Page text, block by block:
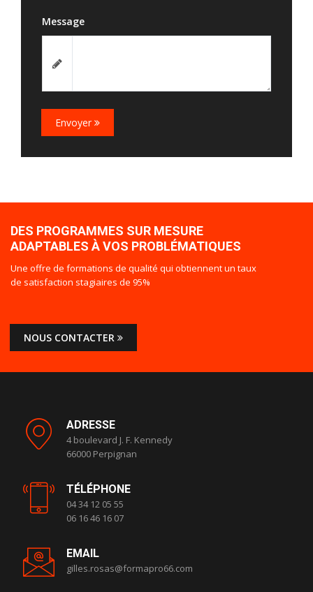
Message
Envoyer
DES PROGRAMMES SUR MESURE
ADAPTABLES À VOS PROBLÉMATIQUES
Une offre de formations de qualité qui obtiennent un taux
de satisfaction stagiaires de 95%
NOUS CONTACTER
ADRESSE
4 boulevard J. F. Kennedy
66000 Perpignan
TÉLÉPHONE
04 34 12 05 55
06 16 46 16 07
EMAIL
gilles.rosas@formapro66.com